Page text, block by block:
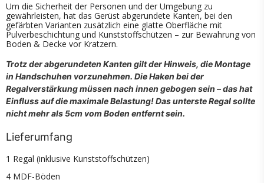
Um die Sicherheit der Personen und der Umgebung zu
gewährleisten, hat das Gerüst abgerundete Kanten, bei den
gefärbten Varianten zusätzlich eine glatte Oberfläche mit
Pulverbeschichtung und Kunststoffschützen – zur Bewahrung von
Boden & Decke vor Kratzern.
Trotz der abgerundeten Kanten gilt der Hinweis, die Montage
in Handschuhen vorzunehmen. Die Haken bei der
Regalverstärkung müssen nach innen gebogen sein – das hat
Einfluss auf die maximale Belastung! Das unterste Regal sollte
nicht mehr als 5cm vom Boden entfernt sein.
Lieferumfang
1 Regal (inklusive Kunststoffschützen)
4 MDF-Böden